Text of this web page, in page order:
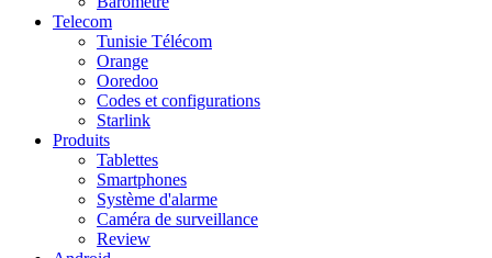
Telecom
Tunisie Télécom
Orange
Ooredoo
Codes et configurations
Starlink
Produits
Tablettes
Smartphones
Système d'alarme
Caméra de surveillance
Review